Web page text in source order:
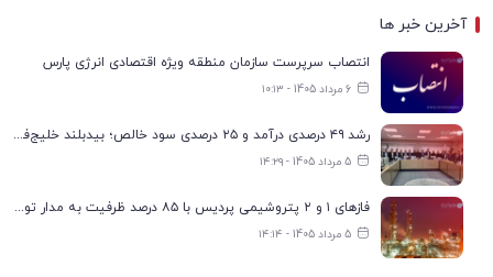
آخرین خبر ها
انتصاب سرپرست سازمان منطقه ویژه اقتصادی انرژی پارس
6 مرداد 1405 - ۱۰:۱۳
رشد ۴۹ درصدی درآمد و ۲۵ درصدی سود خالص؛ بیدبلند خلیج‌فارس سال ۱۴۰۴ را با رکوردهای جدید به پایان رساند
5 مرداد 1405 - ۱۴:۲۹
فازهای ۱ و ۲ پتروشیمی پردیس با ۸۵ درصد ظرفیت به مدار تولید بازگشتند
5 مرداد 1405 - ۱۴:۱۴